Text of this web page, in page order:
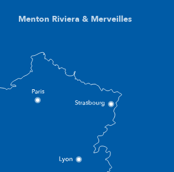
Menton Riviera & Merveilles